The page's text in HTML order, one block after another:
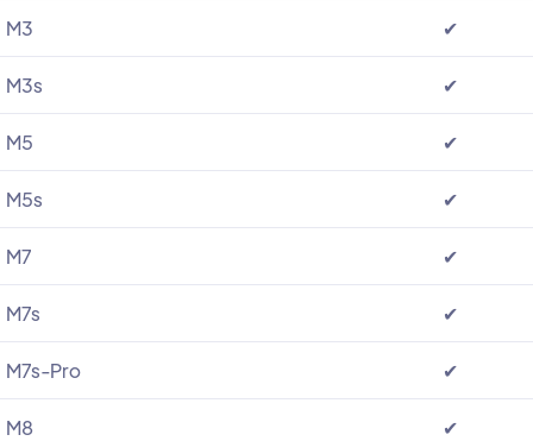
M3 ✔
M3s ✔
M5 ✔
M5s ✔
M7 ✔
M7s ✔
M7s-Pro ✔
M8 ✔